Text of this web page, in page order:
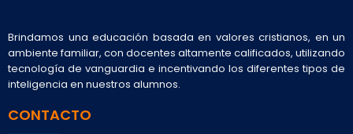
Brindamos una educación basada en valores cristianos, en un
ambiente familiar, con docentes altamente calificados, utilizando
tecnología de vanguardia e incentivando los diferentes tipos de
inteligencia en nuestros alumnos.
CONTACTO